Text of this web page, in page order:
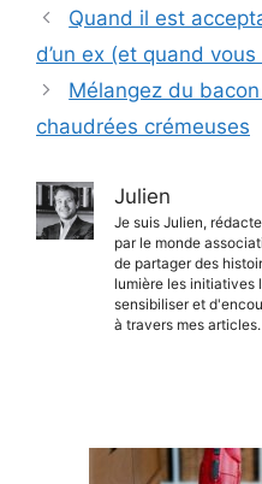
Quand il est
d’un ex (et quand
Mélangez du
chaudrées crémeuses
Julien
Je suis Julien,
par le monde
de partager des
lumière les initiatives
sensibiliser et
à travers mes articles.